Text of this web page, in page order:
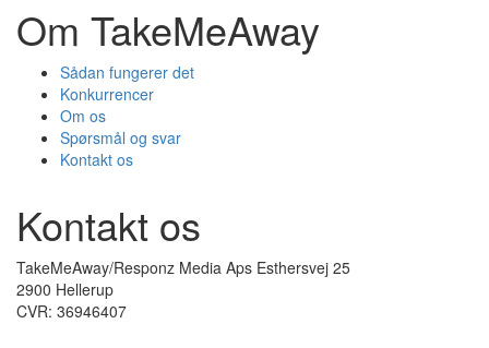
Om TakeMeAway
Sådan fungerer det
Konkurrencer
Om os
Spørsmål og svar
Kontakt os
Kontakt os
TakeMeAway/Responz Media Aps Esthersvej 25
2900 Hellerup
CVR: 36946407